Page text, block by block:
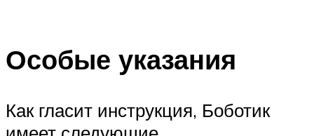
Особые указания
Как гласит инструкция, Боботик